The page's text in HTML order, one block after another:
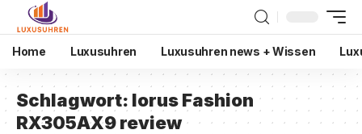
Home Luxusuhren Luxusuhren news + Wissen
Schlagwort: lorus Fashion
RX305AX9 review